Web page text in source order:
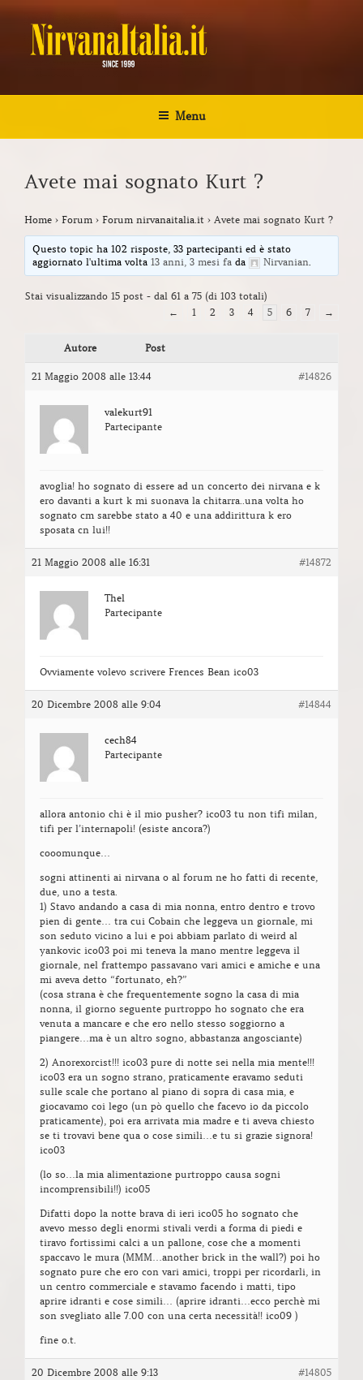
Salta
contenuto
NIRVANA ITALIA
Menu
Avete mai sognato Kurt ?
Home › Forum › Forum nirvanaitalia.it › Avete mai sognato Kurt ?
Questo topic ha 102 risposte, 33 partecipanti ed è stato
aggiornato l'ultima volta13 anni, 3 mesi fa da Nirvanian.
Stai visualizzando 15 post - dal 61 a 75 (di 103 totali)
←
1 2 3 4 5 6 7 →
Autore Post
21 Maggio 2008 alle 13:44 #14826
valekurt91
Partecipante
avoglia! ho sognato di essere ad un concerto dei nirvana e k
ero davanti a kurt k mi suonava la chitarra..una volta ho
sognato cm sarebbe stato a 40 e una addirittura k ero
sposata cn lui!!
21 Maggio 2008 alle 16:31 #14872
Thel
Partecipante
Ovviamente volevo scrivere Frences Bean ico03
20 Dicembre 2008 alle 9:04 #14844
cech84
Partecipante
allora antonio chi è il mio pusher? ico03 tu non tifi milan,
tifi per l’internapoli! (esiste ancora?)
cooomunque…
sogni attinenti ai nirvana o al forum ne ho fatti di recente,
due, uno a testa.
1) Stavo andando a casa di mia nonna, entro dentro e trovo
pien di gente… tra cui Cobain che leggeva un giornale, mi
son seduto vicino a lui e poi abbiam parlato di weird al
yankovic ico03 poi mi teneva la mano mentre leggeva il
giornale, nel frattempo passavano vari amici e amiche e una
mi aveva detto “fortunato, eh?”
(cosa strana è che frequentemente sogno la casa di mia
nonna, il giorno seguente purtroppo ho sognato che era
venuta a mancare e che ero nello stesso soggiorno a
piangere…ma è un altro sogno, abbastanza angosciante)
2) Anorexorcist!!! ico03 pure di notte sei nella mia mente!!!
ico03 era un sogno strano, praticamente eravamo seduti
sulle scale che portano al piano di sopra di casa mia, e
giocavamo coi lego (un pò quello che facevo io da piccolo
praticamente), poi era arrivata mia madre e ti aveva chiesto
se ti trovavi bene qua o cose simili…e tu si grazie signora!
ico03
(lo so…la mia alimentazione purtroppo causa sogni
incomprensibili!!) ico05
Difatti dopo la notte brava di ieri ico05 ho sognato che
avevo messo degli enormi stivali verdi a forma di piedi e
tiravo fortissimi calci a un pallone, cose che a momenti
spaccavo le mura (MMM…another brick in the wall?) poi ho
sognato pure che ero con vari amici, troppi per ricordarli, in
un centro commerciale e stavamo facendo i matti, tipo
aprire idranti e cose simili… (aprire idranti…ecco perchè mi
son svegliato alle 7.00 con una certa necessità!! ico09 )
fine o.t.
20 Dicembre 2008 alle 9:13 #14805